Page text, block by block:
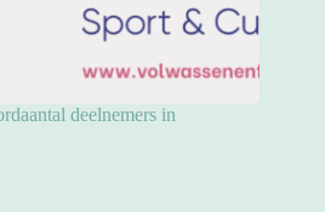
deelnemers in